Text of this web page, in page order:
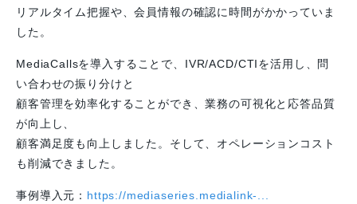
リアルタイム把握や、会員情報の確認に時間がかかっていま
した。
MediaCallsを導入することで、IVR/ACD/CTIを活用し、問
い合わせの振り分けと
顧客管理を効率化することができ、業務の可視化と応答品質
が向上し、
顧客満足度も向上しました。そして、オペレーションコスト
も削減できました。
事例導入元： https://mediaseries.medialink-...